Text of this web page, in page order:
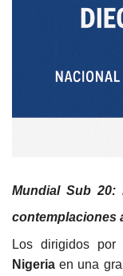
Mundial Sub 20:
contemplaciones
Los dirigidos por
Nigeria en una